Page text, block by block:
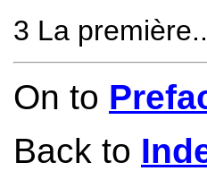
3 La
On to
Back to